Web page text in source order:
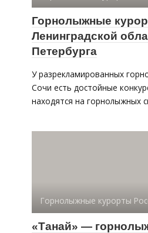
Горнолыжные
Ленинградской
Петербурга
У разрекламированных
Сочи есть достойные
находятся на горнолыжных
Горнолыжные курорты
«Танай» —